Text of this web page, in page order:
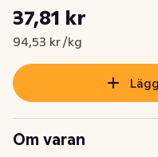
Nuvarande pris är: 37,81
37,81 kr
94,53 kr /kg
Styckpris: 94,53 kr /kg
Om varan